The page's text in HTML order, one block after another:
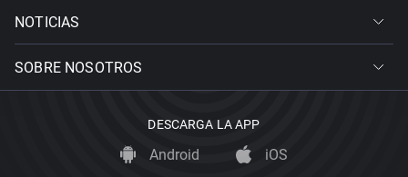
NOTICIAS
SOBRE NOSOTROS
DESCARGA LA APP
Android iOS